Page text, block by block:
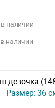
в наличии
в наличии
девочка
Размер: 36